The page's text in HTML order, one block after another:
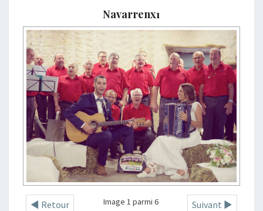
Navarrenx1
◄ Retour Suivant ►
Image 1 parmi 6